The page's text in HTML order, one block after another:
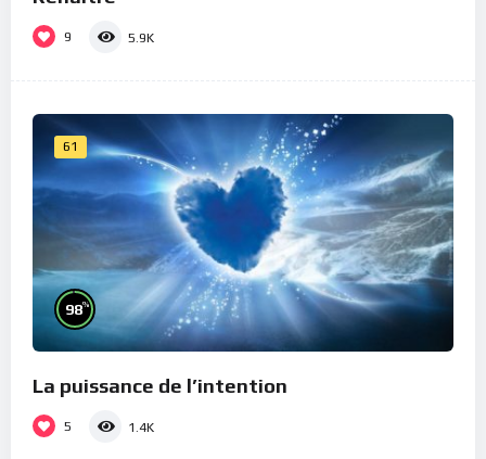
9 5.9K
61
98%
La puissance de l’intention
5 1.4K